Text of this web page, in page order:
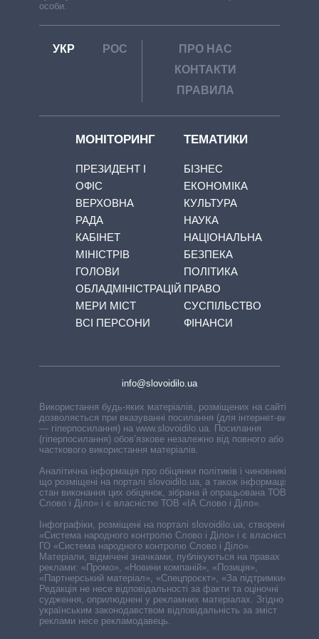
особи.
УКР РОС
ПРО НАС
КОНТАКТИ
ПРАВИЛА
МОНІТОРИНГ
ПРЕЗИДЕНТ І
ОФІС
ВЕРХОВНА
РАДА
КАБІНЕТ
МІНІСТРІВ
ГОЛОВИ
ОБЛАДМІНІСТРАЦІЙ
МЕРИ МІСТ
ВСІ ПЕРСОНИ
ТЕМАТИКИ
БІЗНЕС
ЕКОНОМІКА
КУЛЬТУРА
НАУКА
НАЦІОНАЛЬНА
БЕЗПЕКА
ПОЛІТИКА
ПРАВО
СУСПІЛЬСТВО
ФІНАНСИ
info@slovoidilo.ua
Використання будь-яких матеріалів, розміщених на сайті,
дозволяється при вказуванні посилання (для інтернет-видань
— гіперпосилання) на www.slovoidilo.ua. Посилання
(гіперпосилання) обов’язкове незалежно від повного або
часткового використання матеріалів.
Аналітична інформація про обіцянки політиків і чиновників,
що розміщені на порталі slovoidilo.ua, а також інформація про
стан виконання цих обіцянок, зібрана й опрацьована ТОВ «ІА
Слово і Діло» і є власністю ТОВ «ІА Слово і Діло».
Інфографіки, розміщені на порталі slovoidilo.ua, створені ГО
«Система народного контролю Слово і Діло» і є власністю
ГО «Система народного контролю Слово і Діло».
Матеріали, відмічені значками, публікуються на правах
реклами: «Промо», «Новини компаній», «Позиція»,
«Партнерський матеріал», «Спецпроєкт», «За підтримки».
Редакція не несе відповідальності за факти та оціночні
судження, оприлюднені у рекламних матеріалах. Згідно з
українським законодавством відповідальність за зміст
реклами несе рекламодавець.